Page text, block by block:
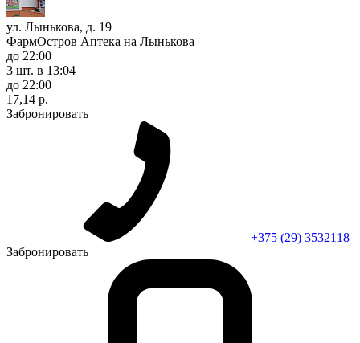
ул. Лынькова, д. 19
ФармОстров Аптека на Лынькова
до 22:00
3 шт. в 13:04
до 22:00
17,14 р.
Забронировать
+375 (29) 3532118
Забронировать